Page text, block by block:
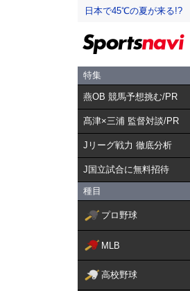
日本で45℃の夏が来る!?
特集
燕OB 競馬予想挑む/PR
髙津×三浦 監督対談/PR
Jリーグ戦力 徹底分析
J国立試合に無料招待
種目
プロ野球
MLB
高校野球